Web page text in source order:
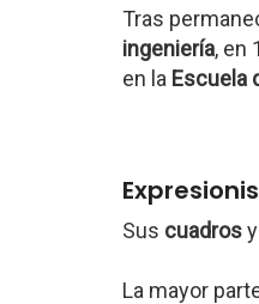
Tras
ingeniería, en
en la Escuela
Sus cuadros
La mayor